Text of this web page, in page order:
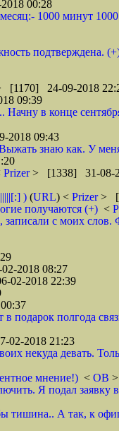
00:28
1000 минут
подтверждена.
[1170] 24-09-2018
09:39
Начну в конце
09:43
знаю как. У
Prizer> [1338] 31-08-
) (URL) < Prizer>
получаются (+) <
с моих
2018 08:27
02-2018 22:39
полгода
2018 21:23
некуда девать.
мнение!) < ОВ
Я подал заявку
тишина.. А так, к